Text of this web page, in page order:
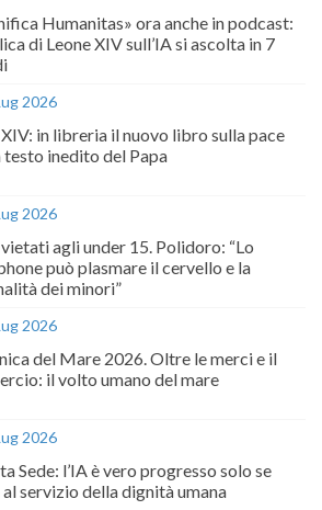
Humanitas» ora anche in podcast:
di Leone XIV sull’IA si ascolta in 7
2026
XIV: in libreria il nuovo libro sulla pace
testo inedito del Papa
2026
agli under 15. Polidoro: “Lo
può plasmare il cervello e la
dei minori”
2026
del Mare 2026. Oltre le merci e il
il volto umano del mare
2026
Sede: l’IA è vero progresso solo se
al servizio della dignità umana